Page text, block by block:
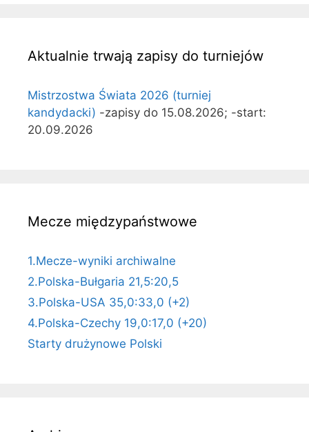
Aktualnie trwają zapisy do turniejów
Mistrzostwa Świata 2026 (turniej
kandydacki) -zapisy do 15.08.2026; -start:
20.09.2026
Mecze międzypaństwowe
1.Mecze-wyniki archiwalne
2.Polska-Bułgaria 21,5:20,5
3.Polska-USA 35,0:33,0 (+2)
4.Polska-Czechy 19,0:17,0 (+20)
Starty drużynowe Polski